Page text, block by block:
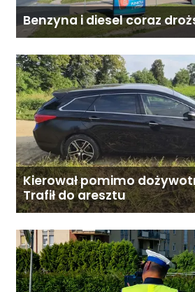
Benzyna i diesel coraz
Kierował pomimo
Trafił do aresztu